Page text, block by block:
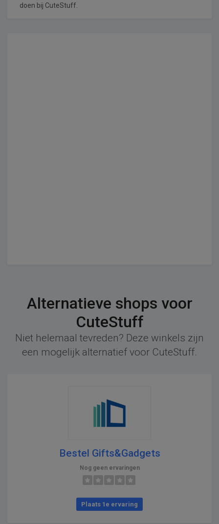
doen bij CuteStuff.
Alternatieve shops voor
CuteStuff
Niet helemaal tevreden? Deze winkels zijn
een mogelijk alternatief voor CuteStuff.
Bestel Gifts&Gadgets
Nog geen ervaringen
Plaats 1e ervaring